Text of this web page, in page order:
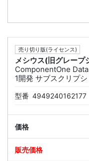
売り切り版(ライセンス)
メシウス(旧グレープ
ComponentOne
1開発 サブスクリプ
型番 4949240162177